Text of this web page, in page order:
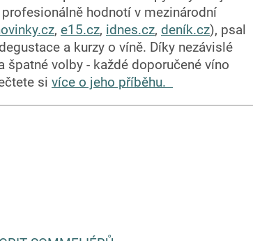
hodnotí v mezinárodní
, e15.cz, idnes.cz, deník.cz), psal
a kurzy o víně. Díky nezávislé
volby - každé doporučené víno
si více o jeho příběhu.